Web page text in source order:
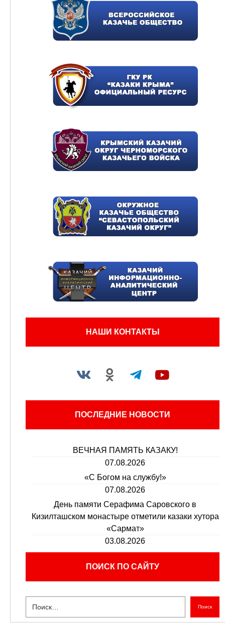
НАШИ КОНТАКТЫ
ПОСЛЕДНИЕ НОВОСТИ
ВЕЧНАЯ ПАМЯТЬ КАЗАКУ!
07.08.2026
«С Богом на службу!»
07.08.2026
День памяти Серафима Саровского в
Кизилташском монастыре отметили казаки хутора
«Сармат»
03.08.2026
ПОИСК ПО САЙТУ
Поиск